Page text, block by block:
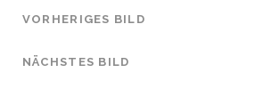
VORHERIGES BILD
NÄCHSTES BILD